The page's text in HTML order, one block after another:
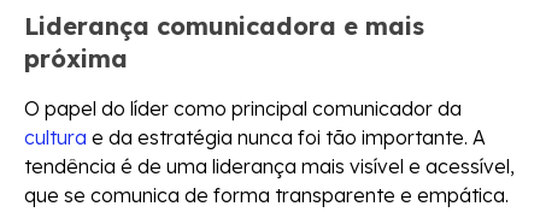
Liderança comunicadora e mais
próxima
O papel do líder como principal comunicador da
cultura e da estratégia nunca foi tão importante. A
tendência é de uma liderança mais visível e acessível,
que se comunica de forma transparente e empática.